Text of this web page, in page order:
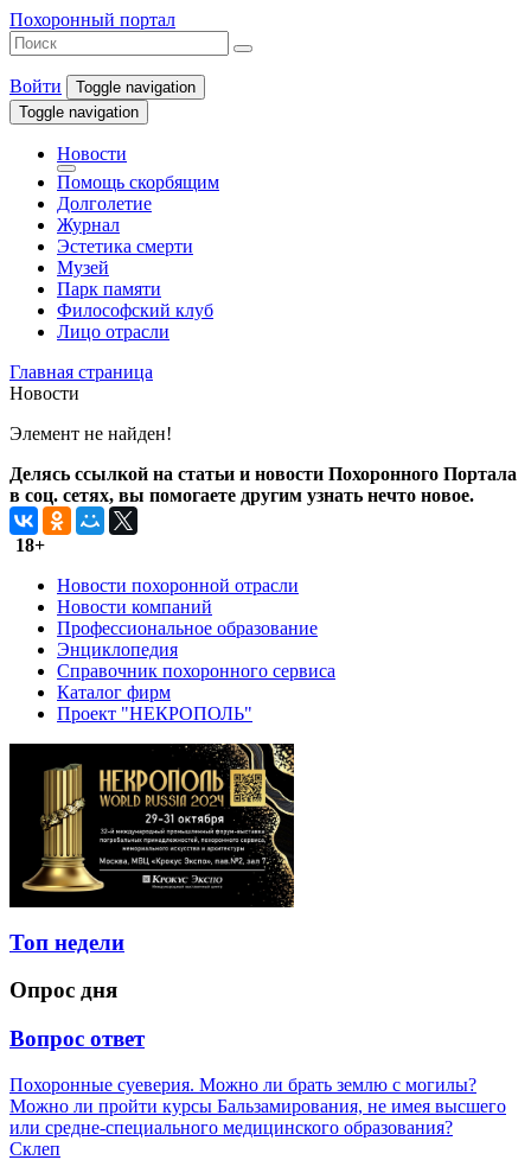
Похоронный портал
Войти
Toggle navigation
Toggle navigation
Новости
Помощь скорбящим
Долголетие
Журнал
Эстетика смерти
Музей
Парк памяти
Философский клуб
Лицо отрасли
Главная страница
Новости
Элемент не найден!
Делясь ссылкой на статьи и новости Похоронного Портала
в соц. сетях, вы помогаете другим узнать нечто новое.
18+
Новости похоронной отрасли
Новости компаний
Профессиональное образование
Энциклопедия
Справочник похоронного сервиса
Каталог фирм
Проект "НЕКРОПОЛЬ"
Топ недели
Опрос дня
Вопрос ответ
Похоронные суеверия. Можно ли брать землю с могилы?
Можно ли пройти курсы Бальзамирования, не имея высшего
или средне-специального медицинского образования?
Склеп